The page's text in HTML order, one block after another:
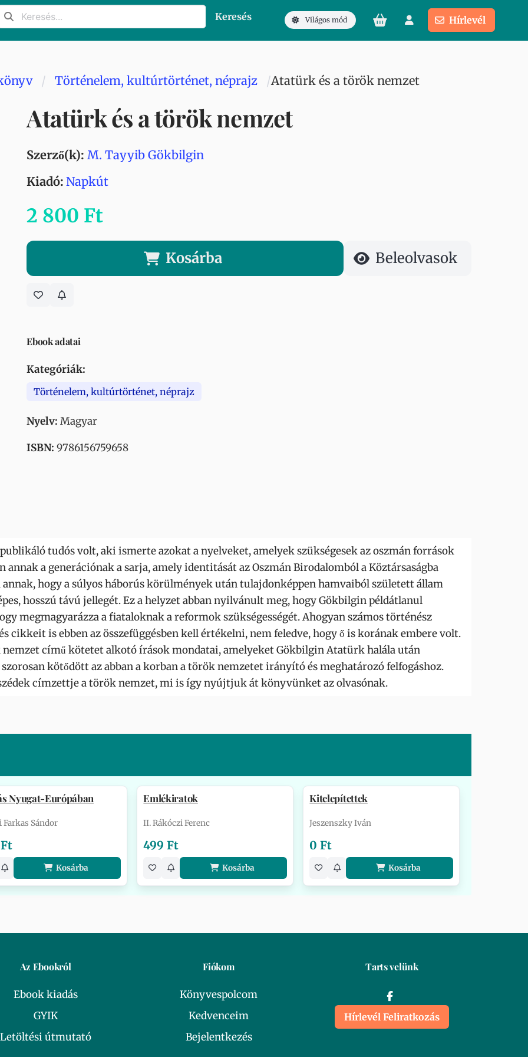
Keresés Világos mód Hírlevél
Történelem, kultúrtörténet, néprajz Atatürk és a török nemzet
Atatürk és a török nemzet
Szerző(k): M. Tayyib Gökbilgin
Kiadó: Napkút
2 800 Ft
Kosárba Beleolvasok
Ebook adatai
Kategóriák:
Történelem, kultúrtörténet, néprajz
Nyelv: Magyar
ISBN: 9786156759658
tudós volt, aki ismerte azokat a nyelveket, amelyek szükségesek az oszmán források
annak a generációnak a sarja, amely identitását az Oszmán Birodalomból a Köztársaságba
hogy a súlyos háborús körülmények után tulajdonképpen hamvaiból született állam
hosszú távú jellegét. Ez a helyzet abban nyilvánult meg, hogy Gökbilgin példátlanul
megmagyarázza a fiataloknak a reformok szükségességét. Ahogyan számos történész
cikkeit is ebben az összefüggésben kell értékelni, nem feledve, hogy ő is korának embere volt.
című kötetet alkotó írások mondatai, amelyeket Gökbilgin Atatürk halála után
kötődött az abban a korban a török nemzetet irányító és meghatározó felfogáshoz.
címzettje a török nemzet, mi is így nyújtjuk át könyvünket az olvasónak.
Nyugat-Európában
Farkas Sándor
Kosárba
Emlékiratok
II. Rákóczi Ferenc
499 Ft
Kosárba
Kitelepítettek
Jeszenszky Iván
0 Ft
Kosárba
Az Ebookról
Ebook kiadás
GYIK
Letöltési útmutató
Fiókom
Könyvespolcom
Kedvenceim
Bejelentkezés
Tarts velünk
Hírlevél Feliratkozás